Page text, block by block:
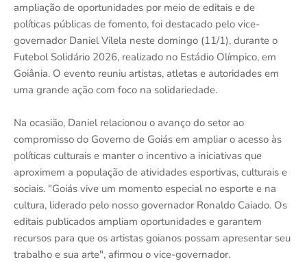
ampliação de oportunidades por meio de editais e de
políticas públicas de fomento, foi destacado pelo vice-
governador Daniel Vilela neste domingo (11/1), durante o
Futebol Solidário 2026, realizado no Estádio Olímpico, em
Goiânia. O evento reuniu artistas, atletas e autoridades em
uma grande ação com foco na solidariedade.
Na ocasião, Daniel relacionou o avanço do setor ao
compromisso do Governo de Goiás em ampliar o acesso às
políticas culturais e manter o incentivo a iniciativas que
aproximem a população de atividades esportivas, culturais e
sociais. "Goiás vive um momento especial no esporte e na
cultura, liderado pelo nosso governador Ronaldo Caiado. Os
editais publicados ampliam oportunidades e garantem
recursos para que os artistas goianos possam apresentar seu
trabalho e sua arte", afirmou o vice-governador.